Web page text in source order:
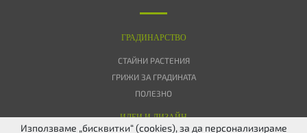
ГРАДИНАРСТВО
СТАЙНИ РАСТЕНИЯ
ГРИЖИ ЗА ГРАДИНАТА
ПОЛЕЗНО
ИДЕИ И ДИЗАЙН
Използваме „бисквитки“ (cookies), за да персонализираме